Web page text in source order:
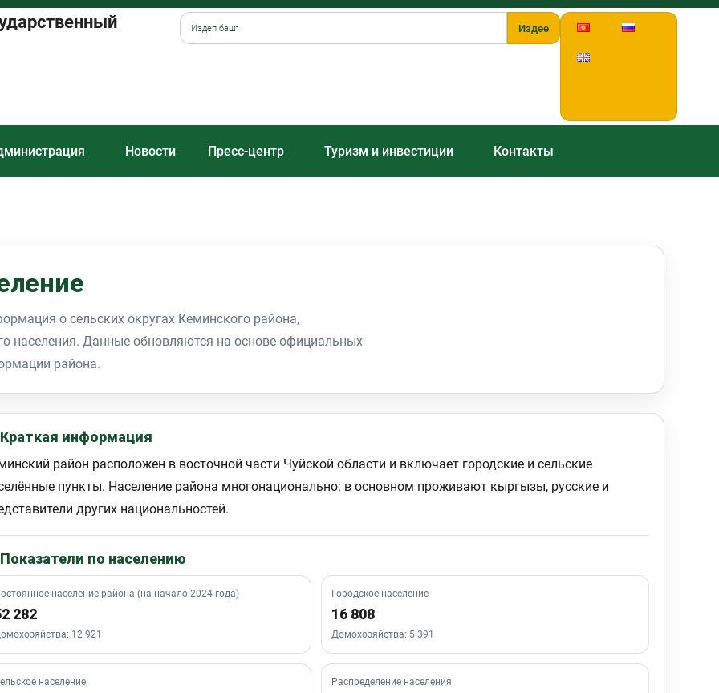
Издөө
Новости Пресс-центр Туризм и инвестиции Контакты
о сельских округах Кеминского района,
населения. Данные обновляются на основе официальных
района.
информация
район расположен в восточной части Чуйской области и включает городские и сельские
пункты. Население района многонационально: в основном проживают кыргызы, русские и
других национальностей.
по населению
население района (на начало 2024 года)
282
12 921
Городское население
16 808
Домохозяйства: 5 391
население Распределение населения